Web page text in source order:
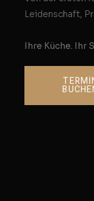
Leidenschaft,
Ihre Küche. Ihr